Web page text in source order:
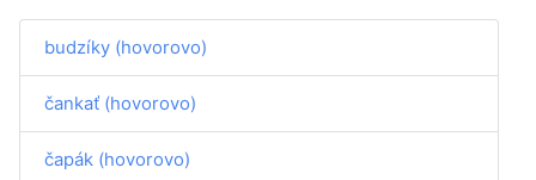
budzíky (hovorovo)
čankať (hovorovo)
čapák (hovorovo)